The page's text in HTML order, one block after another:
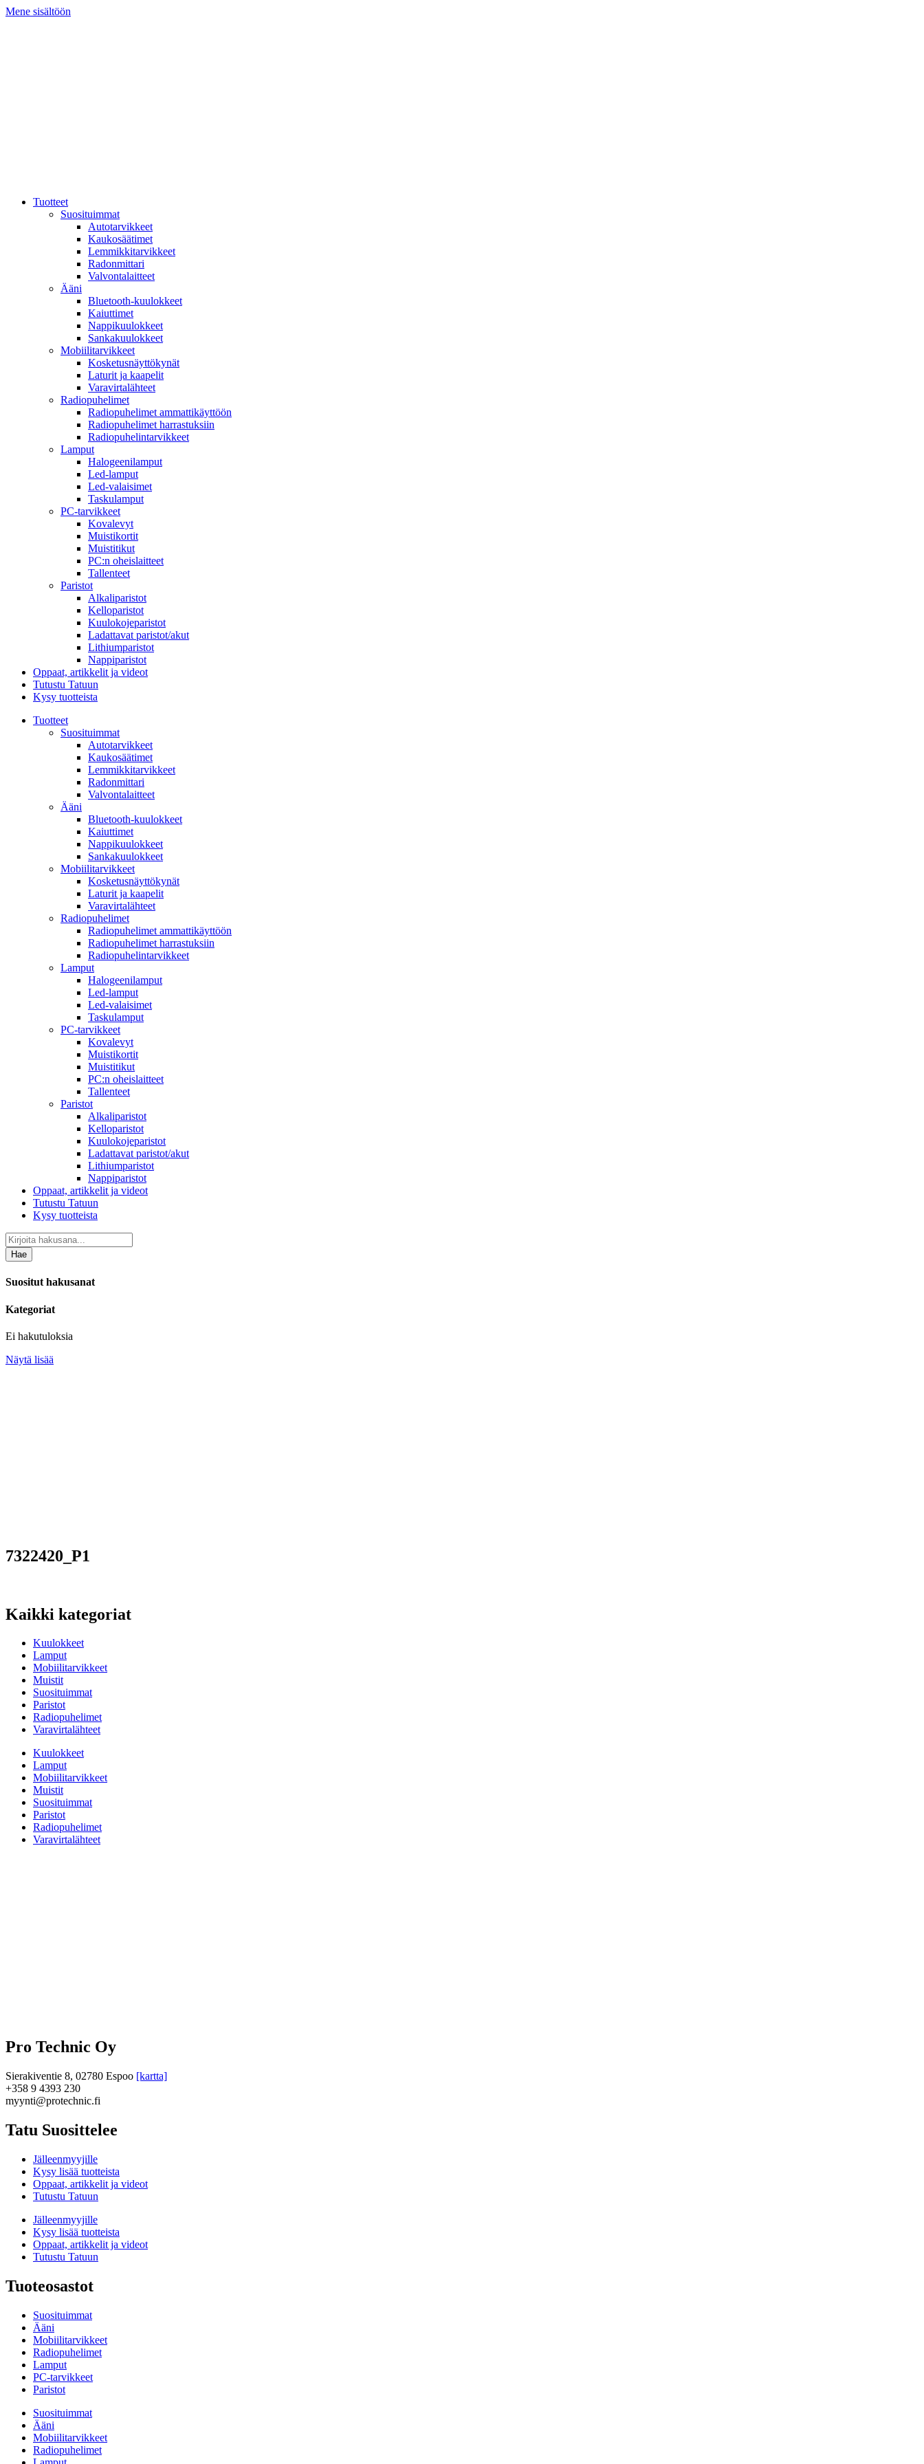
Mene sisältöön
Tuotteet
Suosituimmat
Autotarvikkeet
Kaukosäätimet
Lemmikkitarvikkeet
Radonmittari
Valvontalaitteet
Ääni
Bluetooth-kuulokkeet
Kaiuttimet
Nappikuulokkeet
Sankakuulokkeet
Mobiilitarvikkeet
Kosketusnäyttökynät
Laturit ja kaapelit
Varavirtalähteet
Radiopuhelimet
Radiopuhelimet ammattikäyttöön
Radiopuhelimet harrastuksiin
Radiopuhelintarvikkeet
Lamput
Halogeenilamput
Led-lamput
Led-valaisimet
Taskulamput
PC-tarvikkeet
Kovalevyt
Muistikortit
Muistitikut
PC:n oheislaitteet
Tallenteet
Paristot
Alkaliparistot
Kelloparistot
Kuulokojeparistot
Ladattavat paristot/akut
Lithiumparistot
Nappiparistot
Oppaat, artikkelit ja videot
Tutustu Tatuun
Kysy tuotteista
Tuotteet
Suosituimmat
Autotarvikkeet
Kaukosäätimet
Lemmikkitarvikkeet
Radonmittari
Valvontalaitteet
Ääni
Bluetooth-kuulokkeet
Kaiuttimet
Nappikuulokkeet
Sankakuulokkeet
Mobiilitarvikkeet
Kosketusnäyttökynät
Laturit ja kaapelit
Varavirtalähteet
Radiopuhelimet
Radiopuhelimet ammattikäyttöön
Radiopuhelimet harrastuksiin
Radiopuhelintarvikkeet
Lamput
Halogeenilamput
Led-lamput
Led-valaisimet
Taskulamput
PC-tarvikkeet
Kovalevyt
Muistikortit
Muistitikut
PC:n oheislaitteet
Tallenteet
Paristot
Alkaliparistot
Kelloparistot
Kuulokojeparistot
Ladattavat paristot/akut
Lithiumparistot
Nappiparistot
Oppaat, artikkelit ja videot
Tutustu Tatuun
Kysy tuotteista
Hae
Suositut hakusanat
Kategoriat
Ei hakutuloksia
Näytä lisää
7322420_P1
Kaikki kategoriat
Kuulokkeet
Lamput
Mobiilitarvikkeet
Muistit
Suosituimmat
Paristot
Radiopuhelimet
Varavirtalähteet
Kuulokkeet
Lamput
Mobiilitarvikkeet
Muistit
Suosituimmat
Paristot
Radiopuhelimet
Varavirtalähteet
Pro Technic Oy
Sierakiventie 8, 02780 Espoo [kartta]
+358 9 4393 230
myynti@protechnic.fi
Tatu Suosittelee
Jälleenmyyjille
Kysy lisää tuotteista
Oppaat, artikkelit ja videot
Tutustu Tatuun
Jälleenmyyjille
Kysy lisää tuotteista
Oppaat, artikkelit ja videot
Tutustu Tatuun
Tuoteosastot
Suosituimmat
Ääni
Mobiilitarvikkeet
Radiopuhelimet
Lamput
PC-tarvikkeet
Paristot
Suosituimmat
Ääni
Mobiilitarvikkeet
Radiopuhelimet